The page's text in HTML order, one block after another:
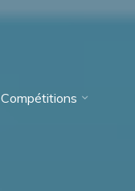
Compétitions